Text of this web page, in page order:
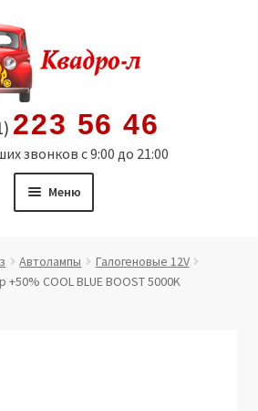
223 56 46
звонков с 9:00 до 21:00
Меню
Автолампы
Галогеновые 12V
+50% COOL BLUE BOOST 5000K